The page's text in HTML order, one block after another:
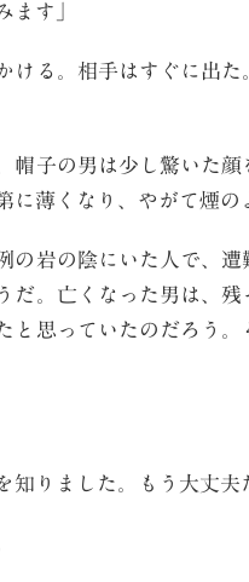
ます」
る。相手はすぐに出た
子の男は少し驚いた顔
薄くなり、やがて煙の
岩の陰にいた人で、遭
。亡くなった男は、残
と思っていたのだろう
知りました。もう大丈夫